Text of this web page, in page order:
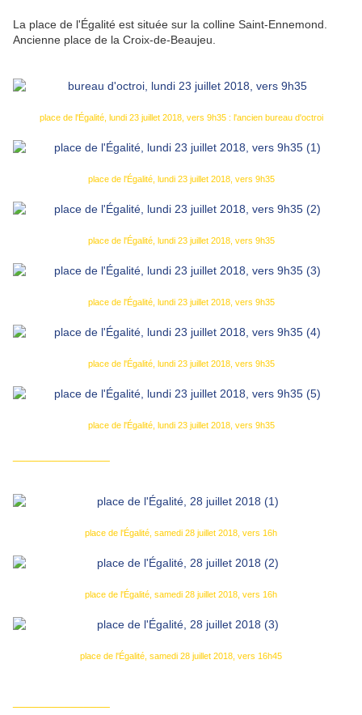
La place de l'Égalité est située sur la colline Saint-Ennemond.
Ancienne place de la Croix-de-Beaujeu.
place de l'Égalité, lundi 23 juillet 2018, vers 9h35 : l'ancien bureau d'octroi
place de l'Égalité, lundi 23 juillet 2018, vers 9h35
place de l'Égalité, lundi 23 juillet 2018, vers 9h35
place de l'Égalité, lundi 23 juillet 2018, vers 9h35
place de l'Égalité, lundi 23 juillet 2018, vers 9h35
place de l'Égalité, lundi 23 juillet 2018, vers 9h35
place de l'Égalité, samedi 28 juillet 2018, vers 16h
place de l'Égalité, samedi 28 juillet 2018, vers 16h
place de l'Égalité, samedi 28 juillet 2018, vers 16h45